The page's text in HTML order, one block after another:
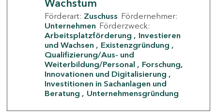
Wachstum
Förderart: Zuschuss Fördernehmer:
Unternehmen Förderzweck:
Arbeitsplatzförderung
Investieren
und Wachsen
Existenzgründung
Qualifizierung/Aus- und
Weiterbildung/Personal
Forschung,
Innovationen und Digitalisierung
Investitionen in Sachanlagen und
Beratung
Unternehmensgründung